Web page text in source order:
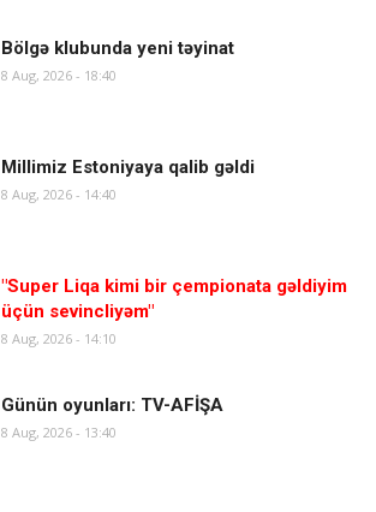
Bölgə klubunda yeni təyinat
8 Aug, 2026 - 18:40
Millimiz Estoniyaya qalib gəldi
8 Aug, 2026 - 14:40
"Super Liqa kimi bir çempionata gəldiyim
üçün sevincliyəm"
8 Aug, 2026 - 14:10
Günün oyunları: TV-AFİŞA
8 Aug, 2026 - 13:40